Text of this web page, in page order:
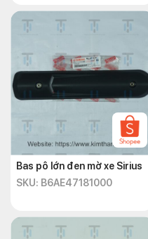
Bas pô lớn đen mờ xe Sirius
SKU: B6AE47181000